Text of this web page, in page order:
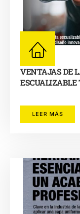
VENTAJAS DE
ESCUALIZABLE
LEER MÁS